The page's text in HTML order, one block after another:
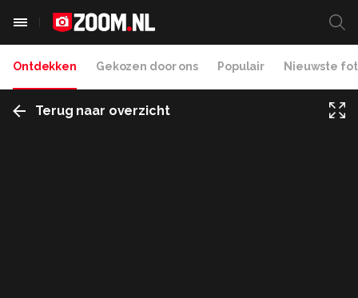
Ontdekken Gekozen door ons Populair Nieuwste
Terug naar overzicht